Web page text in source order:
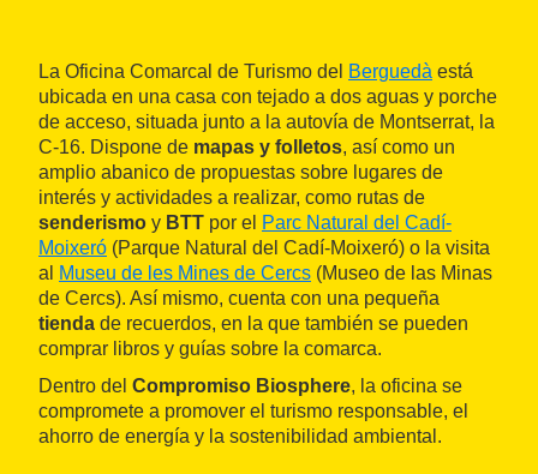
La Oficina Comarcal de Turismo del Berguedà está
ubicada en una casa con tejado a dos aguas y porche
de acceso, situada junto a la autovía de Montserrat, la
C-16. Dispone de mapas y folletos, así como un
amplio abanico de propuestas sobre lugares de
interés y actividades a realizar, como rutas de
senderismo y BTT por el Parc Natural del Cadí-
Moixeró (Parque Natural del Cadí-Moixeró) o la visita
al
Museu de les Mines de Cercs (Museo de las Minas
de Cercs). Así mismo, cuenta con una pequeña
tienda de recuerdos, en la que también se pueden
comprar libros y guías sobre la comarca.
Dentro del Compromiso Biosphere, la oficina se
compromete a promover el turismo responsable, el
ahorro de energía y la sostenibilidad ambiental.